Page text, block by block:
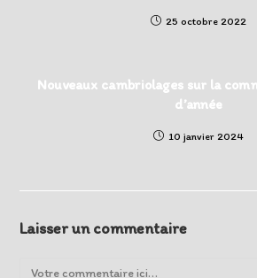
25 octobre 2022
Nouveaux cambriolages sur la
d’année
10 janvier 2024
Laisser un commentaire
Comment